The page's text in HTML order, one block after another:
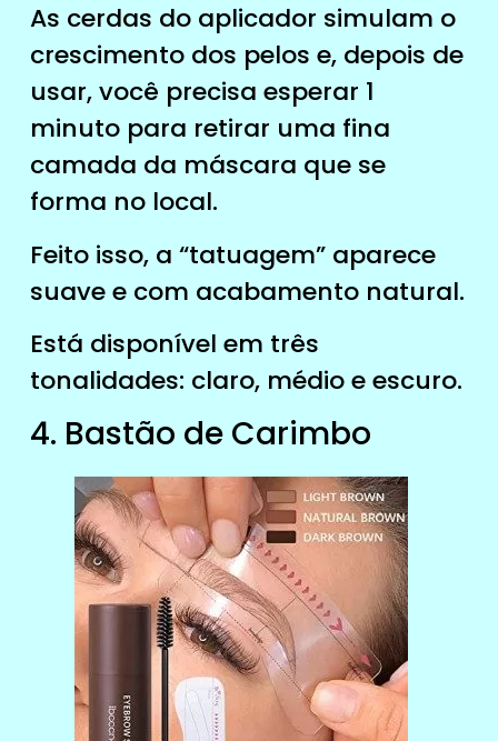
As cerdas do aplicador simulam o
crescimento dos pelos e, depois de
usar, você precisa esperar 1
minuto para retirar uma fina
camada da máscara que se
forma no local.
Feito isso, a “tatuagem” aparece
suave e com acabamento natural.
Está disponível em três
tonalidades: claro, médio e escuro.
4. Bastão de Carimbo